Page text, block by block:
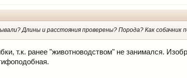
Длины и расстояния проверены? Порода? Как собачник
т.к. ранее "животноводством" не занимался.